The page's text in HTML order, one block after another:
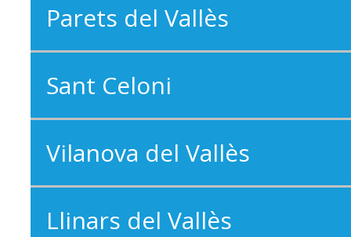
Parets del Vallès
Sant Celoni
Vilanova del Vallès
Llinars del Vallès